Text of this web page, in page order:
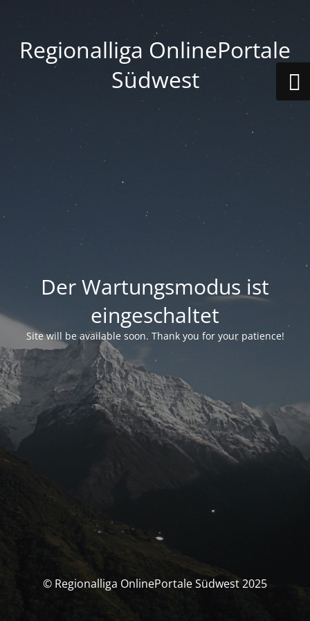
Regionalliga OnlinePortale
Südwest
Der Wartungsmodus ist
eingeschaltet
Site will be available soon. Thank you for your patience!
© Regionalliga OnlinePortale Südwest 2025